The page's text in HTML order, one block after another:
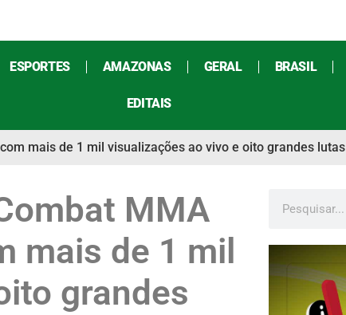
ESPORTES AMAZONAS GERAL BRASIL
EDITAIS
mais de 1 mil visualizações ao vivo e oito grandes lutas
MMA
mais de 1 mil
grandes